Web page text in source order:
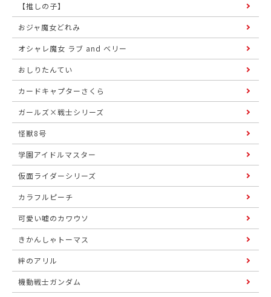
【推しの子】
おジャ魔女どれみ
オシャレ魔女 ラブ and ベリー
おしりたんてい
カードキャプターさくら
ガールズ×戦士シリーズ
怪獣8号
学園アイドルマスター
仮面ライダーシリーズ
カラフルピーチ
可愛い嘘のカワウソ
きかんしゃトーマス
絆のアリル
機動戦士ガンダム